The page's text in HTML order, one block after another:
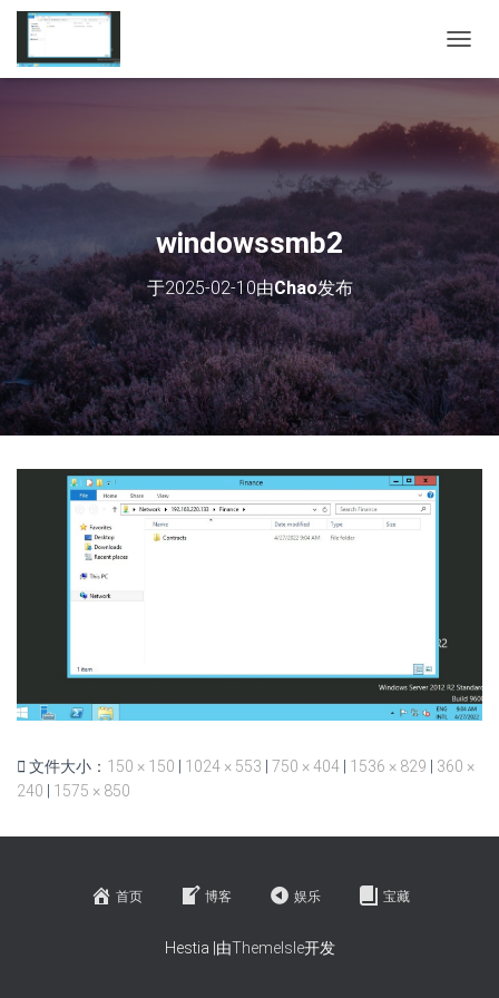
换
windowssmb2
于2025-02-10由Chao发布
文件大小： 150 × 150 | 1024 × 553 | 750 × 404 | 1536 × 829 | 360 ×
240 | 1575 × 850
首页 博客 娱乐 宝藏
Hestia |由ThemeIsle开发